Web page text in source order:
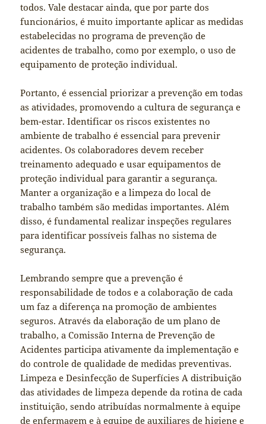
todos. Vale destacar ainda, que por parte dos
funcionários, é muito importante aplicar as medidas
estabelecidas no programa de prevenção de
acidentes de trabalho, como por exemplo, o uso de
equipamento de proteção individual.
Portanto, é essencial priorizar a prevenção em todas
as atividades, promovendo a cultura de segurança e
bem-estar. Identificar os riscos existentes no
ambiente de trabalho é essencial para prevenir
acidentes. Os colaboradores devem receber
treinamento adequado e usar equipamentos de
proteção individual para garantir a segurança.
Manter a organização e a limpeza do local de
trabalho também são medidas importantes. Além
disso, é fundamental realizar inspeções regulares
para identificar possíveis falhas no sistema de
segurança.
Lembrando sempre que a prevenção é
responsabilidade de todos e a colaboração de cada
um faz a diferença na promoção de ambientes
seguros. Através da elaboração de um plano de
trabalho, a Comissão Interna de Prevenção de
Acidentes participa ativamente da implementação e
do controle de qualidade de medidas preventivas.
Limpeza e Desinfecção de Superfícies A distribuição
das atividades de limpeza depende da rotina de cada
instituição, sendo atribuídas normalmente à equipe
de enfermagem e à equipe de auxiliares de higiene e